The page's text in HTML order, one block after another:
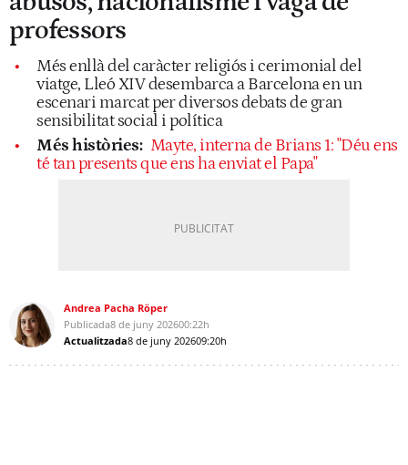
professors
Més enllà del caràcter religiós i cerimonial del
viatge, Lleó XIV desembarca a Barcelona en un
escenari marcat per diversos debats de gran
sensibilitat social i política
Més històries: Mayte, interna de Brians 1: "Déu ens
té tan presents que ens ha enviat el Papa"
Andrea Pacha Röper
Publicada8 de juny 202600:22h
Actualitzada8 de juny 202609:20h